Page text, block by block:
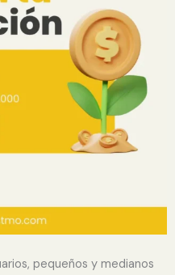
pequeños y medianos